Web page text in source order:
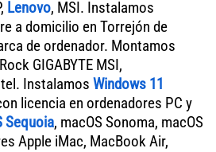
Lenovo, MSI. Instalamos
a domicilio en Torrejón de
de ordenador. Montamos
GIGABYTE MSI,
Instalamos Windows 11
licencia en ordenadores PC y
Sequoia, macOS Sonoma, macOS
Apple iMac, MacBook Air,